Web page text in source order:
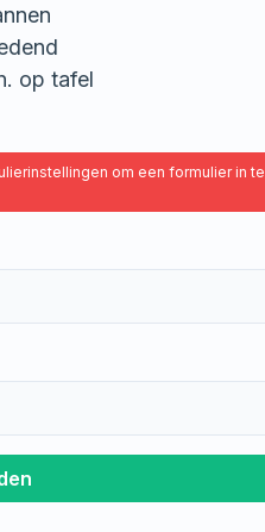
op tafel
om een formulier in te